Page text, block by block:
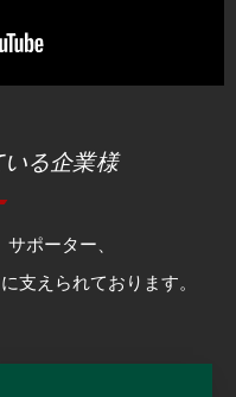
る企業様
ポーター、
支えられております。